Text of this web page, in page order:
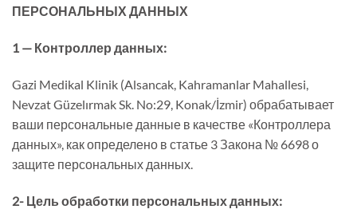
ПЕРСОНАЛЬНЫХ ДАННЫХ
1 — Контроллер данных:
Gazi Medikal Klinik (Alsancak, Kahramanlar Mahallesi,
Nevzat Güzelırmak Sk. No:29, Konak/İzmir) обрабатывает
ваши персональные данные в качестве «Контроллера
данных», как определено в статье 3 Закона № 6698 о
защите персональных данных.
2- Цель обработки персональных данных: